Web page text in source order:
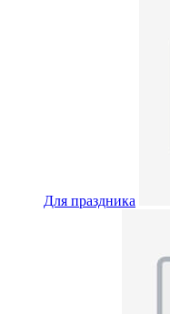
Для праздника